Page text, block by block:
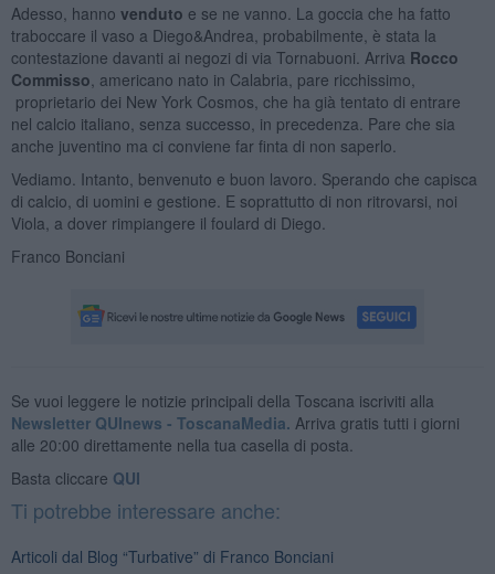
Adesso, hanno venduto e se ne vanno. La goccia che ha fatto
traboccare il vaso a Diego&Andrea, probabilmente, è stata la
contestazione davanti ai negozi di via Tornabuoni. Arriva Rocco
Commisso , americano nato in Calabria, pare ricchissimo,
proprietario dei New York Cosmos, che ha già tentato di entrare
nel calcio italiano, senza successo, in precedenza. Pare che sia
anche juventino ma ci conviene far finta di non saperlo.
Vediamo. Intanto, benvenuto e buon lavoro. Sperando che capisca
di calcio, di uomini e gestione. E soprattutto di non ritrovarsi, noi
Viola, a dover rimpiangere il foulard di Diego.
Franco Bonciani
Se vuoi leggere le notizie principali della Toscana iscriviti alla
Newsletter QUInews - ToscanaMedia. Arriva gratis tutti i giorni
alle 20:00 direttamente nella tua casella di posta.
Basta cliccare QUI
Ti potrebbe interessare anche:
Articoli dal Blog “Turbative” di Franco Bonciani